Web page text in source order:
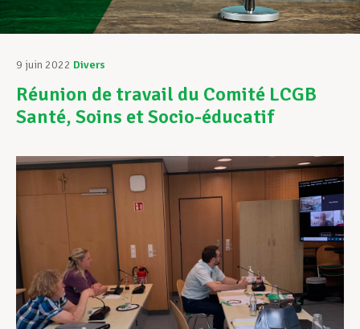
Assistance au Travail
Vos droits
Assistance en vie privée
Développement professionnel
Devenir Membre
9 juin 2022 Divers
Réunion de travail du Comité LCGB
Santé, Soins et Socio-éducatif